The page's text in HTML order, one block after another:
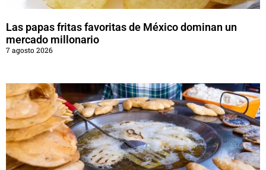
Las papas fritas favoritas de México dominan un
mercado millonario
7 agosto 2026